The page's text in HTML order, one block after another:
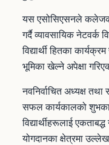
यस एसोसिएसनले कलेजका
गर्दै व्यावसायिक नेटवर्क
विद्यार्थी हितका
भूमिका खेल्ने अपेक्षा
नवनिर्वाचित अध्यक्ष तथा
सफल कार्यकालको
विद्यार्थीहरूलाई
योगदानका क्षेत्रमा